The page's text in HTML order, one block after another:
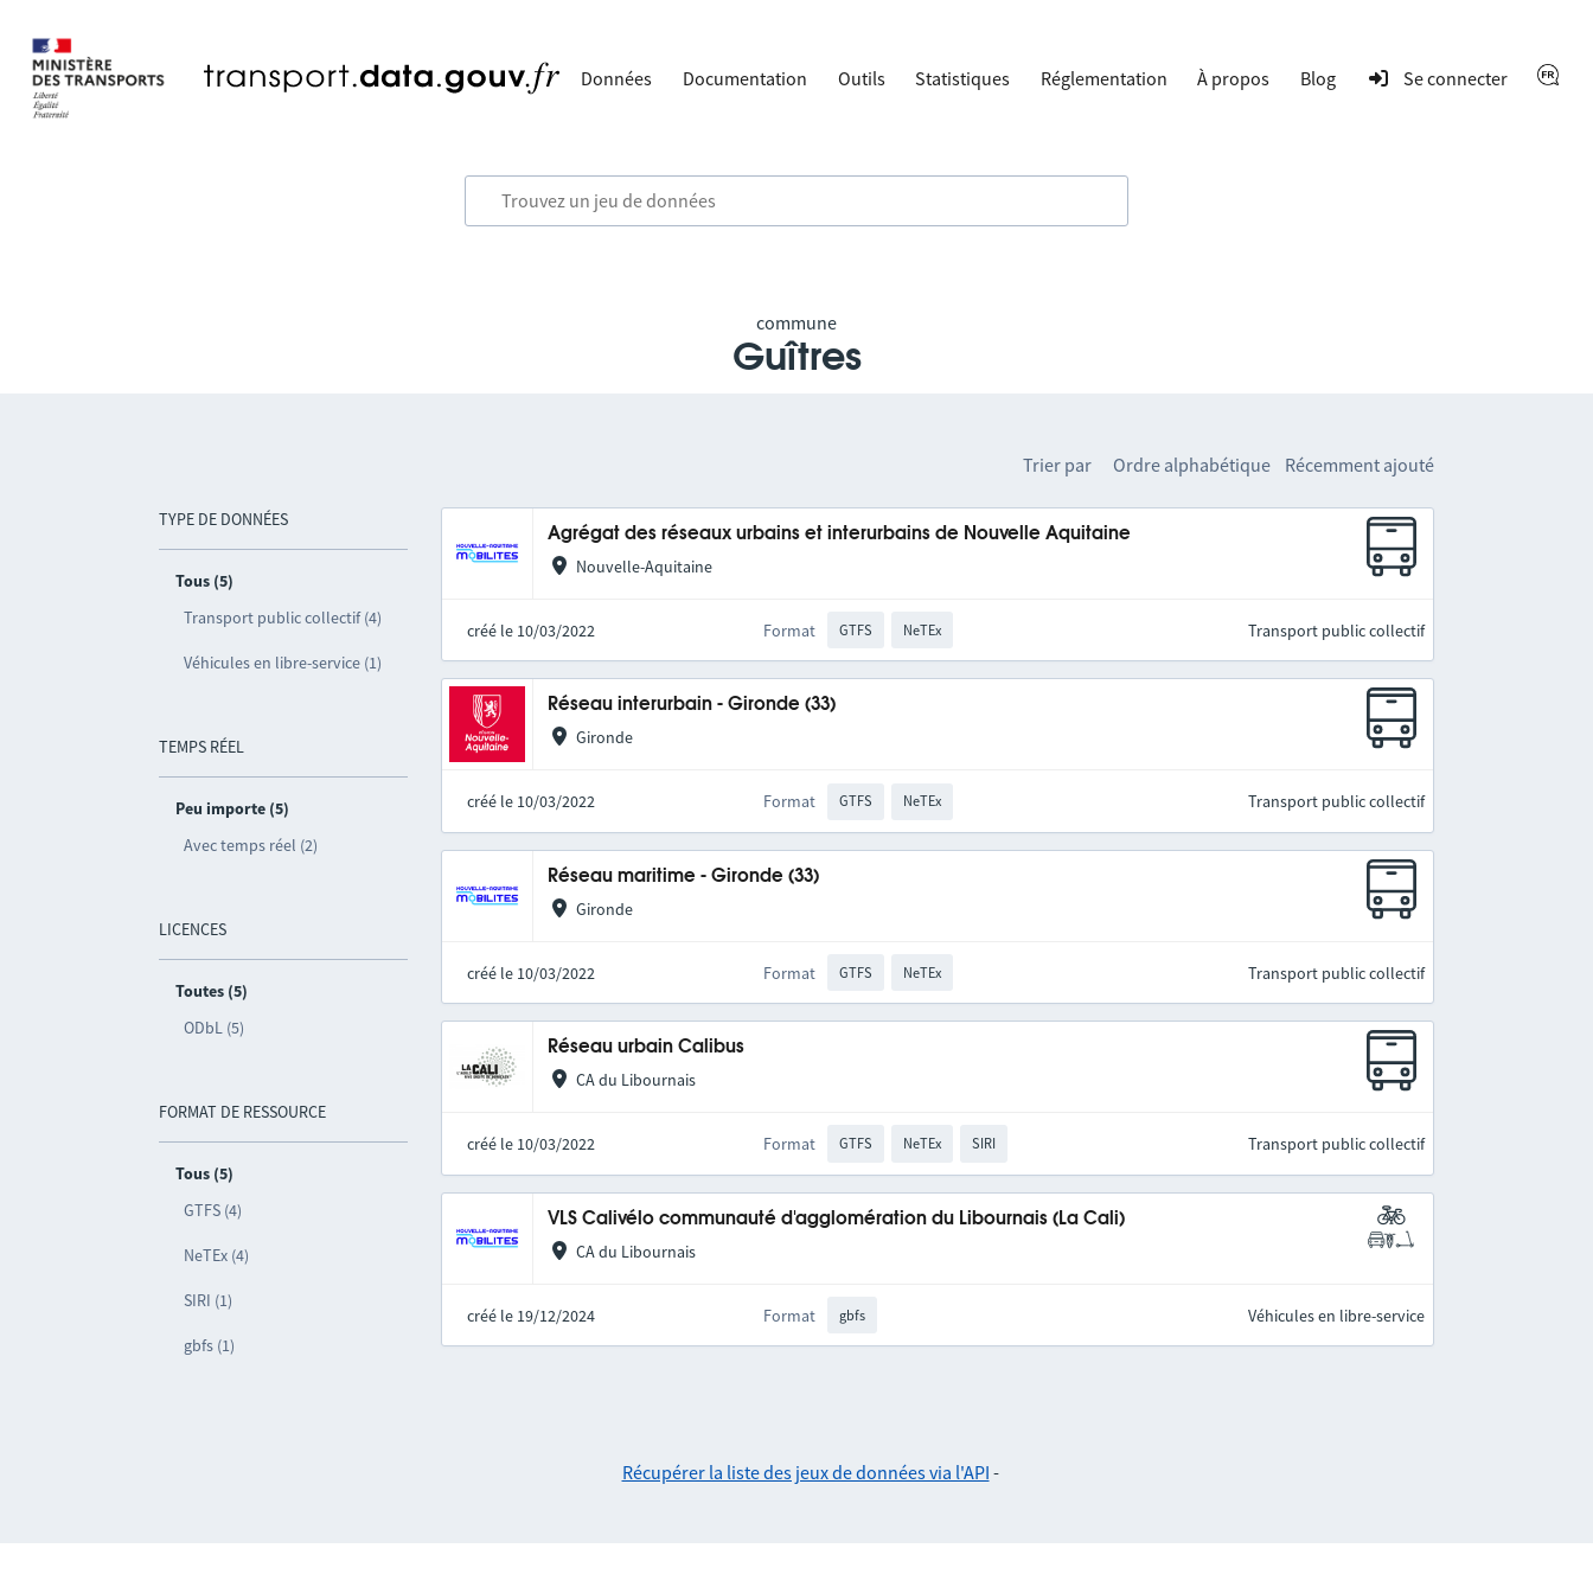
Données Documentation Outils Statistiques Réglementation À propos Blog Se connecter
commune
Guîtres
TYPE DE DONNÉES
Tous (5)
Transport public collectif (4)
Véhicules en libre-service (1)
TEMPS RÉEL
Peu importe (5)
Avec temps réel (2)
LICENCES
Toutes (5)
ODbL (5)
FORMAT DE RESSOURCE
Tous (5)
GTFS (4)
NeTEx (4)
SIRI (1)
gbfs (1)
Trier par Ordre alphabétique Récemment ajouté
Agrégat des réseaux urbains et interurbains de Nouvelle Aquitaine
Nouvelle-Aquitaine
créé le 10/03/2022 Format GTFS NeTEx Transport public collectif
Réseau interurbain - Gironde (33)
Gironde
créé le 10/03/2022 Format GTFS NeTEx Transport public collectif
Réseau maritime - Gironde (33)
Gironde
créé le 10/03/2022 Format GTFS NeTEx Transport public collectif
Réseau urbain Calibus
CA du Libournais
créé le 10/03/2022 Format GTFS NeTEx SIRI Transport public collectif
VLS Calivélo communauté d'agglomération du Libournais (La Cali)
CA du Libournais
créé le 19/12/2024 Format gbfs Véhicules en libre-service
Récupérer la liste des jeux de données via l'API -